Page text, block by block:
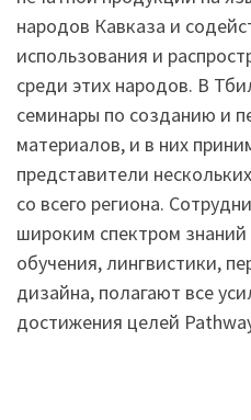
народов Кавказа и
использования и
среди этих народов. В
семинары по созданию и
материалов, и в них
представители
со всего региона.
широким спектром
обучения, лингвистики,
дизайна, полагают все
достижения целей